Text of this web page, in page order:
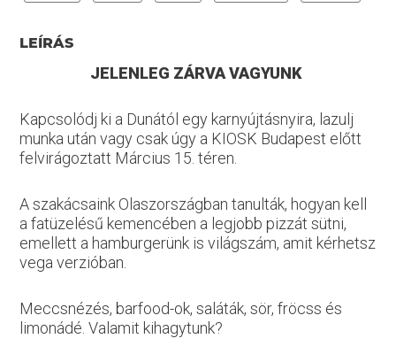
LEÍRÁS
JELENLEG ZÁRVA VAGYUNK
Kapcsolódj ki a Dunától egy karnyújtásnyira, lazulj
munka után vagy csak úgy a KIOSK Budapest előtt
felvirágoztatt Március 15. téren.
A szakácsaink Olaszországban tanulták, hogyan kell
a fatüzelésű kemencében a legjobb pizzát sütni,
emellett a hamburgerünk is világszám, amit kérhetsz
vega verzióban.
Meccsnézés, barfood-ok, saláták, sör, fröcss és
limonádé. Valamit kihagytunk?